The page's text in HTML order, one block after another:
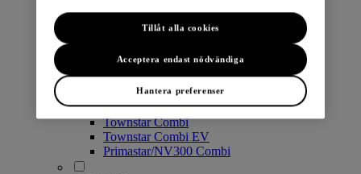
Qashqai
LEAF
ARIYA
X-Trail
Townstar Combi
Townstar Combi EV
Primastar/NV300 Combi
Hantera preferenser
Acceptera endast nödvändiga
Tillåt alla cookies